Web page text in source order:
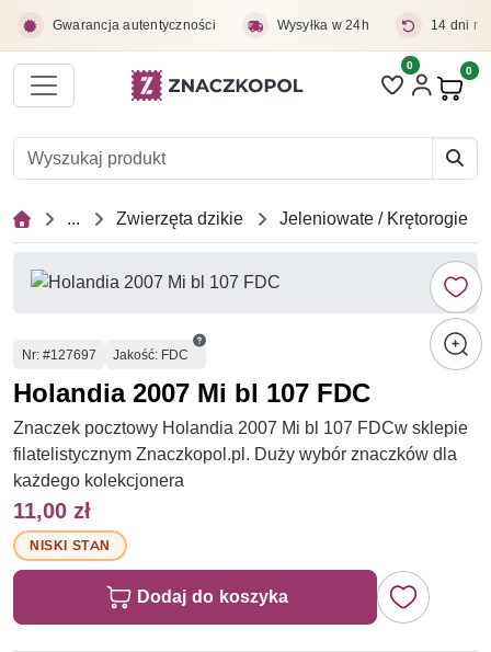
Gwarancja autentyczności Wysyłka w 24h 14 dni
Liczba pozycji
0 0
... Zwierzęta dzikie Jeleniowate / Krętorogie
Numer
Nr: #127697 Jakość: FDC
Holandia 2007 Mi bl 107 FDC
Znaczek pocztowy Holandia 2007 Mi bl 107 FDCw sklepie
filatelistycznym Znaczkopol.pl. Duży wybór znaczków dla
każdego kolekcjonera
11,00 zł
NISKI STAN
Dodaj do koszyka